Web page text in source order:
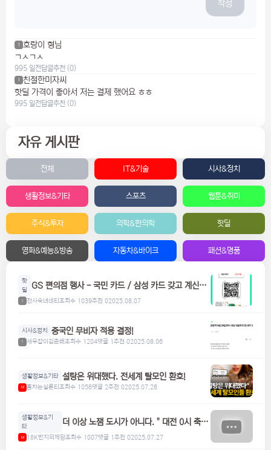
작성
1
호랑이 형님
ㄱㅅㄱㅅ
995 일전답글추천 (0)
1
친절한미자씨
핫딜 가격이 좋아서 저는 결제 했어요 ㅎㅎ
995 일전답글추천 (0)
자유 게시판
전체 IT&기술 시사&정치
생활정보&기타 스포츠 웹툰&취미
주식&투자 의학&한의학 핫딜
영화&예능&방송 자동차&바이크 패션&명품
핫
딜
GS 편의점 행사 - 국민 카드 / 삼성 카드 갖고 계신분
1 천사숙녀네티조회수 1039추천 02025.08.07
시사&정치 중국인 무비자 적용 결정!
1 새우잡이김춘배조회수 1204댓글 1추천 02025.08.06
생활정보&기타 설탕은 위대했다. 전세계 탈모인 환호!
M 홍차는실론티조회수 1058댓글 2추천 02025.07.28
생활정보&기
타
더 이상 노잼 도시가 아니다. " 대전 0시 축
M 18K반지의제왕조회수 1007댓글 1추천 02025.07.27